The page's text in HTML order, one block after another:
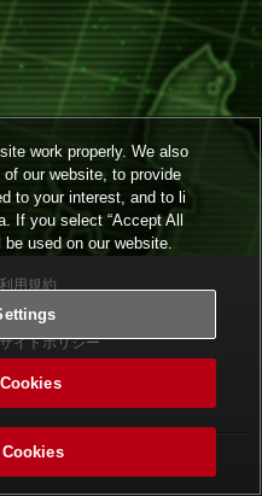
利用規約
外部送信について
サイトポリシー
Games
work properly. We also
our website, to provide
to your interest, and to li
If you select “Accept All
used on our website.